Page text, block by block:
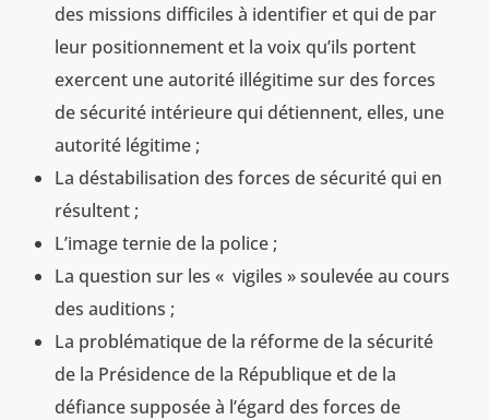
des missions difficiles à identifier et qui de par
leur positionnement et la voix qu’ils portent
exercent une autorité illégitime sur des forces
de sécurité intérieure qui détiennent, elles, une
autorité légitime ;
La déstabilisation des forces de sécurité qui en
résultent ;
L’image ternie de la police ;
La question sur les « vigiles » soulevée au cours
des auditions ;
La problématique de la réforme de la sécurité
de la Présidence de la République et de la
défiance supposée à l’égard des forces de